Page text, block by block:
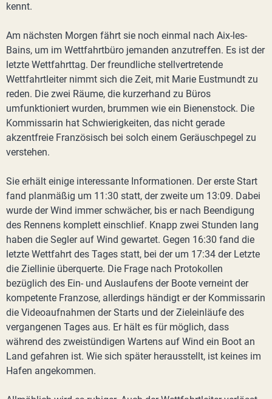
kennt.
Am nächsten Morgen fährt sie noch einmal nach Aix-les-
Bains, um im Wettfahrtbüro jemanden anzutreffen. Es ist der
letzte Wettfahrttag. Der freundliche stellvertretende
Wettfahrtleiter nimmt sich die Zeit, mit Marie Eustmundt zu
reden. Die zwei Räume, die kurzerhand zu Büros
umfunktioniert wurden, brummen wie ein Bienenstock. Die
Kommissarin hat Schwierigkeiten, das nicht gerade
akzentfreie Französisch bei solch einem Geräuschpegel zu
verstehen.
Sie erhält einige interessante Informationen. Der erste Start
fand planmäßig um 11:30 statt, der zweite um 13:09. Dabei
wurde der Wind immer schwächer, bis er nach Beendigung
des Rennens komplett einschlief. Knapp zwei Stunden lang
haben die Segler auf Wind gewartet. Gegen 16:30 fand die
letzte Wettfahrt des Tages statt, bei der um 17:34 der Letzte
die Ziellinie überquerte. Die Frage nach Protokollen
bezüglich des Ein- und Auslaufens der Boote verneint der
kompetente Franzose, allerdings händigt er der Kommissarin
die Videoaufnahmen der Starts und der Zieleinläufe des
vergangenen Tages aus. Er hält es für möglich, dass
während des zweistündigen Wartens auf Wind ein Boot an
Land gefahren ist. Wie sich später herausstellt, ist keines im
Hafen angekommen.